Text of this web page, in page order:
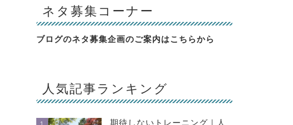
ネタ募集コーナー
ブログのネタ募集企画のご案内はこちらから
人気記事ランキング
期待しないトレーニング｜人